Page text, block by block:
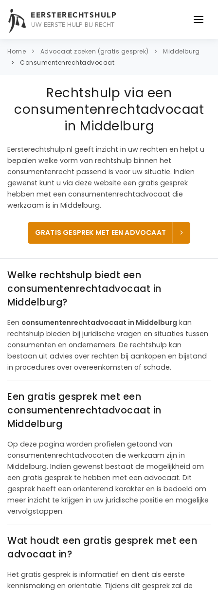
EERSTERECHTSHULP
UW EERSTE HULP BIJ RECHT
ONDERWERPEN
ADVOCAAT
OVER ONS
Home Advocaat zoeken (gratis gesprek)
Middelburg
Consumentenrechtadvocaat
Rechtshulp via een
consumentenrechtadvocaat
in Middelburg
Eersterechtshulp.nl geeft inzicht in uw rechten en helpt u
bepalen welke vorm van rechtshulp binnen het
consumentenrecht passend is voor uw situatie. Indien
gewenst kunt u via deze website een gratis gesprek
hebben met een consumentenrechtadvocaat die
werkzaam is in Middelburg.
GRATIS GESPREK MET EEN ADVOCAAT
Welke rechtshulp biedt een
consumentenrechtadvocaat in
Middelburg?
Een consumentenrechtadvocaat in Middelburg kan
rechtshulp bieden bij juridische vragen en situaties tussen
consumenten en ondernemers. De rechtshulp kan
bestaan uit advies over rechten bij aankopen en bijstand
in procedures over overeenkomsten of schade.
Een gratis gesprek met een
consumentenrechtadvocaat in
Middelburg
Op deze pagina worden profielen getoond van
consumentenrechtadvocaten die werkzaam zijn in
Middelburg. Indien gewenst bestaat de mogelijkheid om
een gratis gesprek te hebben met een advocaat. Dit
gesprek heeft een oriënterend karakter en is bedoeld om
meer inzicht te krijgen in uw juridische positie en mogelijke
vervolgstappen.
Wat houdt een gratis gesprek met een
advocaat in?
Het gratis gesprek is informatief en dient als eerste
kennismaking en oriëntatie. Tijdens dit gesprek zal de